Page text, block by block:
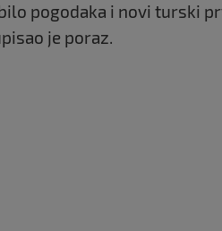
pogodaka i novi turski
je poraz.